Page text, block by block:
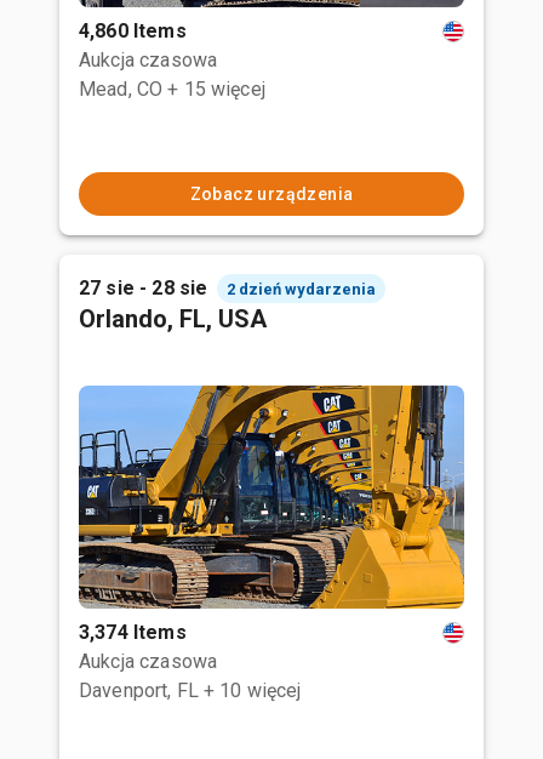
4,860 Items
Aukcja czasowa
Mead, CO + 15 więcej
Zobacz urządzenia
27 sie - 28 sie 2 dzień wydarzenia
Orlando, FL, USA
3,374 Items
Aukcja czasowa
Davenport, FL + 10 więcej